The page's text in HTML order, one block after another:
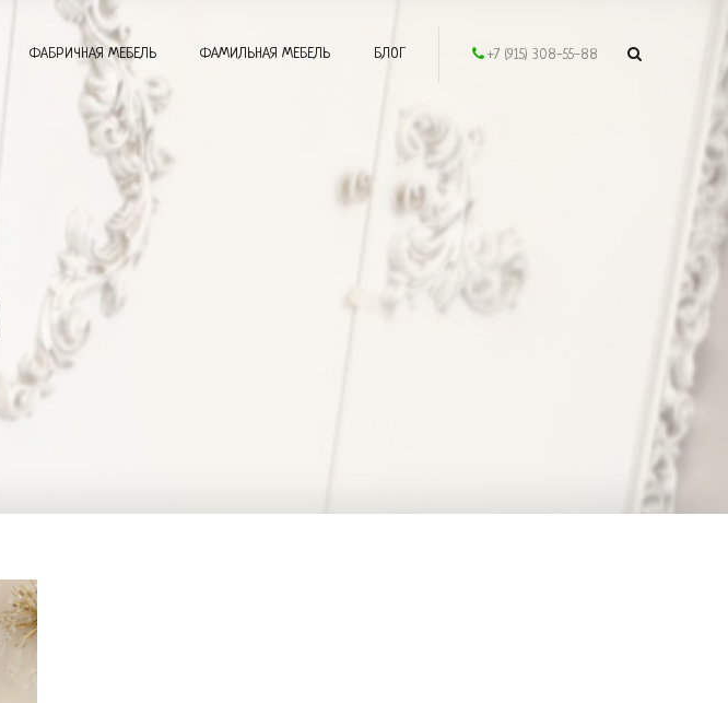
+7 (915) 308-55-88
ФАБРИЧНАЯ МЕБЕЛЬ ФАМИЛЬНАЯ МЕБЕЛЬ БЛОГ